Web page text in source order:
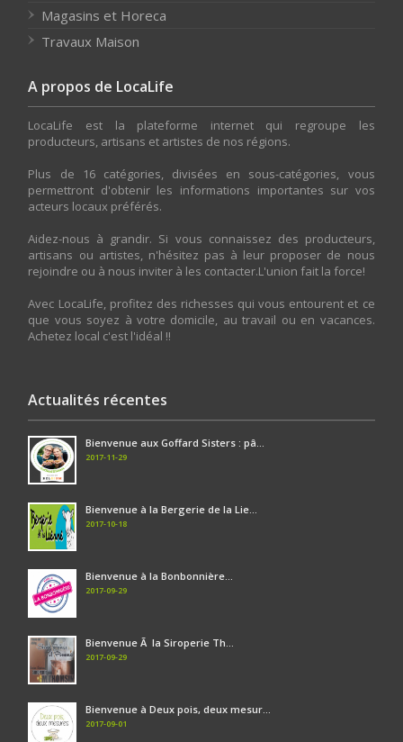
Magasins et Horeca
Travaux Maison
A propos de LocaLife
LocaLife est la plateforme internet qui regroupe les
producteurs, artisans et artistes de nos régions.
Plus de 16 catégories, divisées en sous-catégories, vous
permettront d'obtenir les informations importantes sur vos
acteurs locaux préférés.
Aidez-nous à grandir. Si vous connaissez des producteurs,
artisans ou artistes, n'hésitez pas à leur proposer de nous
rejoindre ou à nous inviter à les contacter.L'union fait la force!
Avec LocaLife, profitez des richesses qui vous entourent et ce
que vous soyez à votre domicile, au travail ou en vacances.
Achetez local c'est l'idéal !!
Actualités récentes
Bienvenue aux Goffard Sisters : pâ...
2017-11-29
Bienvenue à la Bergerie de la Lie...
2017-10-18
Bienvenue à la Bonbonnière...
2017-09-29
Bienvenue Ã la Siroperie Th...
2017-09-29
Bienvenue à Deux pois, deux mesur...
2017-09-01